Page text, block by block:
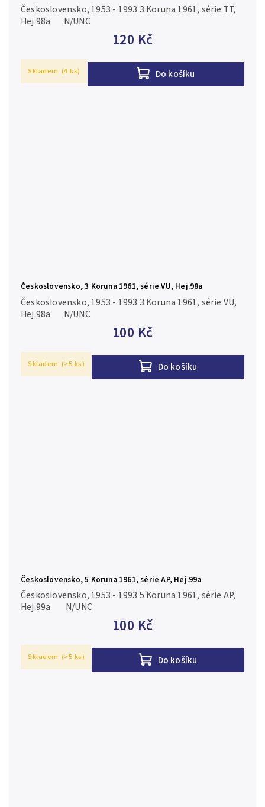
120 Kč
Do košíku
Československo, 1953 - 1993 3 Koruna 1961, série TT,
Hej.98a N/UNC
Skladem (4 ks)
Československo, 3 Koruna 1961, série VU, Hej.98a
100 Kč
Do košíku
Československo, 1953 - 1993 3 Koruna 1961, série VU,
Hej.98a N/UNC
Skladem (>5 ks)
Československo, 5 Koruna 1961, série AP, Hej.99a
100 Kč
Do košíku
Československo, 1953 - 1993 5 Koruna 1961, série AP,
Hej.99a N/UNC
Skladem (>5 ks)